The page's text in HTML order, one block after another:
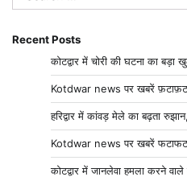
for:
Recent Posts
कोटद्वार में चोरी की घटना का बड़ा
Kotdwar news पर खबरें
हरिद्वार में कांवड़ मेले का बढ़ता
Kotdwar news पर खबरें
कोटद्वार में जानलेवा हमला करने